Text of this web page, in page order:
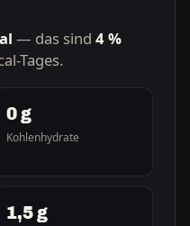
— das sind 4 %
Tages.
0 g
Kohlenhydrate
1,5 g